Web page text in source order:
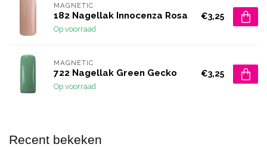
MAGNETIC
182 Nagellak Innocenza Rosa
Op voorraad
€3,25
MAGNETIC
722 Nagellak Green Gecko
Op voorraad
€3,25
Recent bekeken